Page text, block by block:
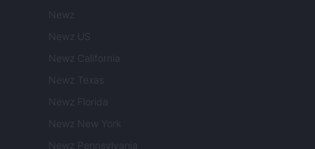
Newz
Newz US
Newz California
Newz Texas
Newz Florida
Newz New York
Newz Pennsylvania